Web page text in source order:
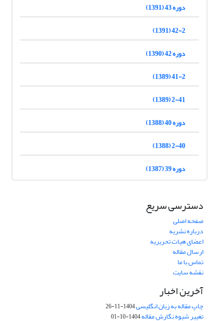
دوره 43 (1391)
42-2 (1391)
دوره 42 (1390)
41-2 (1389)
2-41 (1389)
دوره 40 (1388)
2-40 (1388)
دوره 39 (1387)
دسترسی سریع
صفحه اصلی
درباره نشریه
اعضای هیات تحریریه
ارسال مقاله
تماس با ما
نقشه سایت
آخرین اخبار
چاپ مقاله به زبان انگلیسی1404-11-26
تغییر شیوه نگارش مقاله1404-10-01